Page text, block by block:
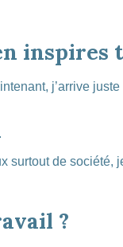
j’arrive
surtout de
?